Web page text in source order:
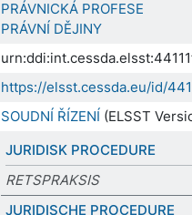
PRÁVNICKÁ PROFESE
PRÁVNÍ DĚJINY
https://elsst.cessda.eu/id/
SOUDNÍ ŘÍZENÍ (ELSST
JURIDISK PROCEDURE
RETSPRAKSIS
JURIDISCHE PROCEDURE